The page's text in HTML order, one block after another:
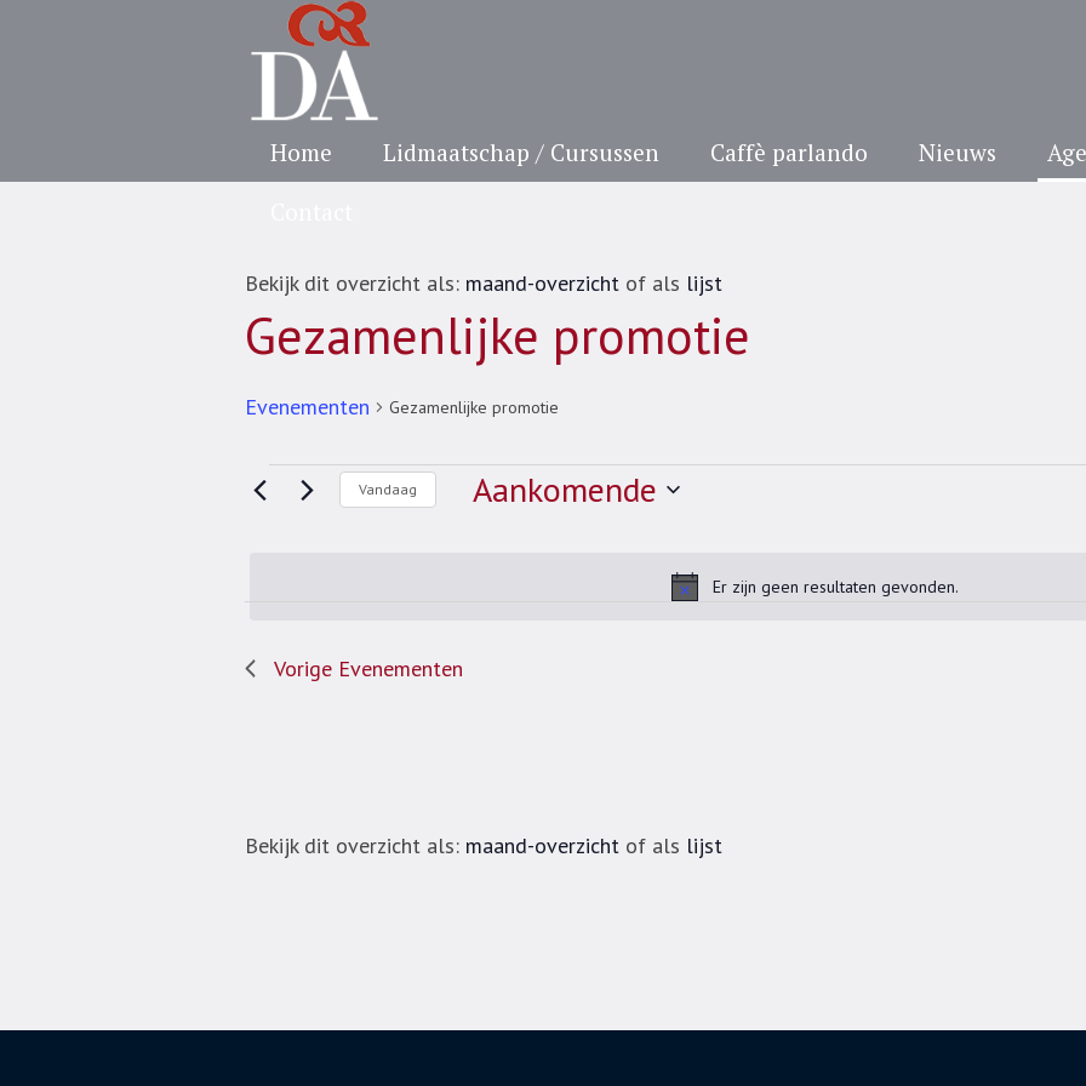
Home Lidmaatschap / Cursussen Caffè parlando Nieuws
Bekijk dit overzicht als: maand-overzicht of als lijst
Gezamenlijke promotie
Evenementen Gezamenlijke promotie
Evenementen
Bericht
Er zijn geen resultaten gevonden.
Vandaag Aankomende
Vorige Evenementen
Bekijk dit overzicht als: maand-overzicht of als lijst